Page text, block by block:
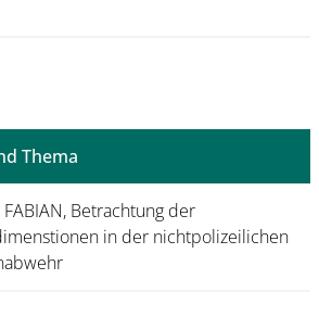
Thema
FABIAN, Betrachtung der
in der nichtpolizeilichen